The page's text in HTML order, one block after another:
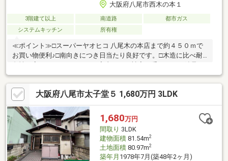
大阪府八尾市西木の本１
3階建て以上 南道路
都市ガス
システムキッチン
所有権
≪ポイント≫□スーパーヤオヒコ 八尾木の本店まで約４５０ｍで
お買い物便利♪□南向きにつき日当たり良好です。□木造に比べ耐
造！■売主の契約不適合責任免責■建蔽率が超過しております。◆
当物件のお問い合わせは、FUKUYA八尾店までお願い致します◆
ＦＵＫＵＹＡ八尾店はアリオ南東側フコク生命ビルの１階です。
お電話、メール、ご来店随時受付中です。ネット未掲載物件やこ
れから売り出し予定の情報も豊富にございますのでまずはご希望
条件をお聞かせください。ご来店お待ちしております。
大阪府八尾市太子堂５ 1,680万円 3LDK
1,680万円
間取り 3LDK
建物面積81.54m2
土地面積80.97m2
築年月 1978年7月(築48年2ヶ月)